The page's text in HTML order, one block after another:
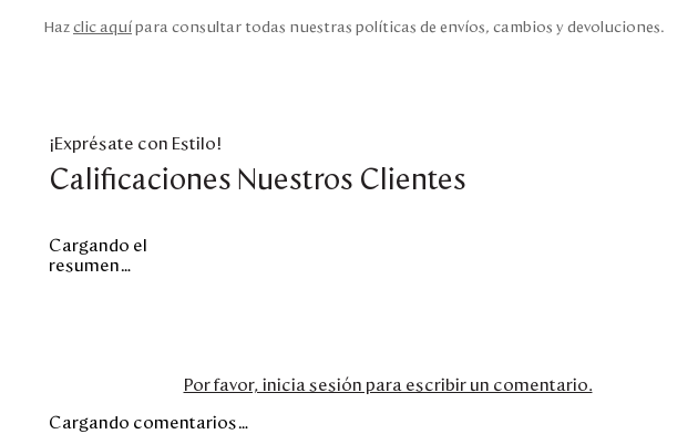
Haz clic aquí para consultar todas nuestras políticas de envíos, cambios y devoluciones.
¡Exprésate con Estilo!
Calificaciones Nuestros Clientes
Cargando el
resumen…
Por favor, inicia sesión para escribir un comentario.
Cargando comentarios…